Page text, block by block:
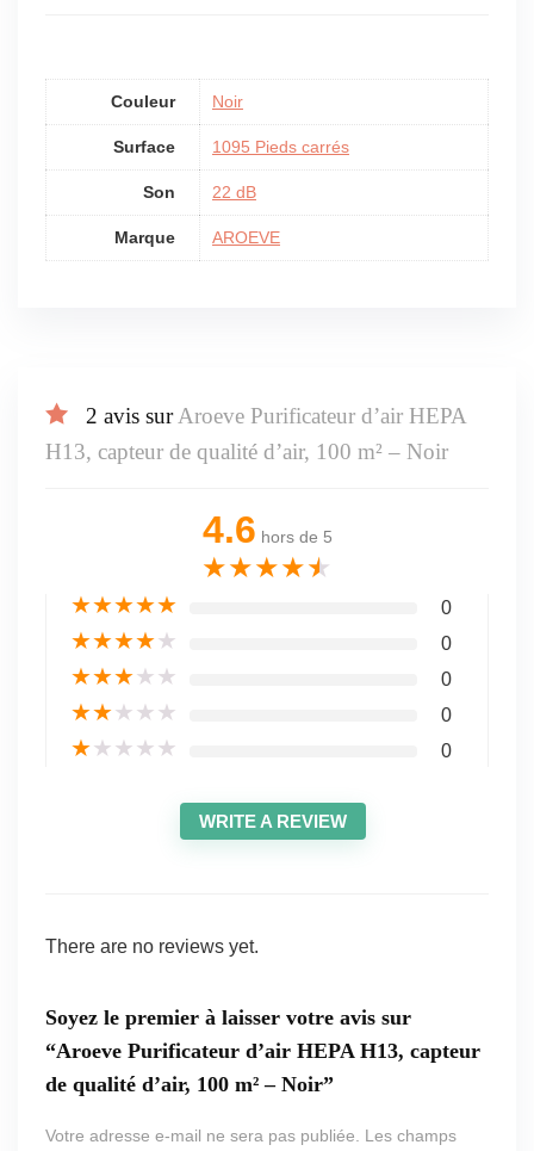
Couleur Noir
Surface 1095 Pieds carrés
Son 22 dB
Marque AROEVE
2 avis surAroeve Purificateur d’air HEPA
H13, capteur de qualité d’air, 100 m² – Noir
4.6 hors de 5
★★★★★
★★★★★ 0
★★★★★ 0
★★★★★ 0
★★★★★ 0
★★★★★ 0
WRITE A REVIEW
There are no reviews yet.
Soyez le premier à laisser votre avis sur
“Aroeve Purificateur d’air HEPA H13, capteur
de qualité d’air, 100 m² – Noir”
Votre adresse e-mail ne sera pas publiée. Les champs